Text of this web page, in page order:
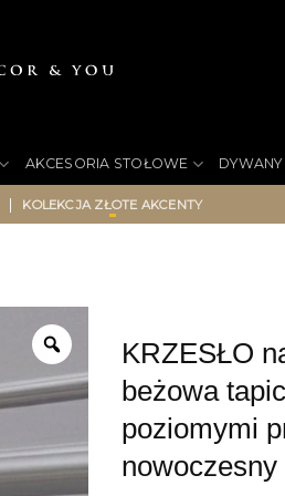
AKCESORIA STOŁOWE DYWANY
| KOLEKCJA ZŁOTE AKCENTY
KRZESŁO
beżowa
poziomymi
nowoczesny